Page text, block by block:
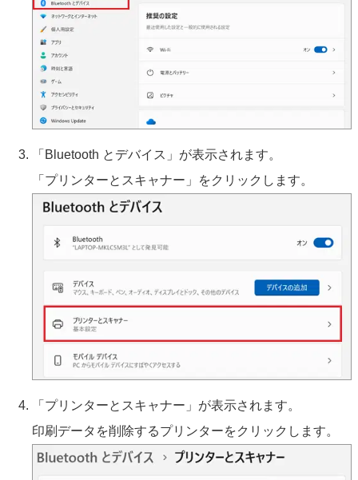
「Bluetooth とデバイス」が表示されます。
「プリンターとスキャナー」をクリックします。
「プリンターとスキャナー」が表示されます。
印刷データを削除するプリンターをクリックします。